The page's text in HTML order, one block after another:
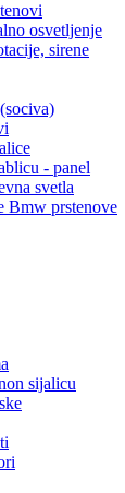
osvetljenje
sirene
- panel
svetla
Bmw prstenove
sijalicu